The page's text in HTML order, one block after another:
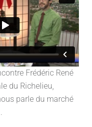
Frédéric René
du Richelieu,
parle du marché